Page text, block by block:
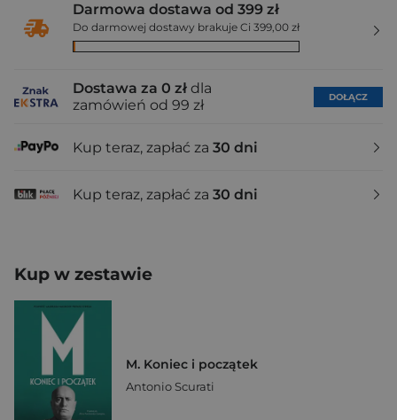
Darmowa dostawa od 399 zł
Do darmowej dostawy brakuje Ci 399,00 zł
Dostawa za 0 zł dla
zamówień od 99 zł
DOŁĄCZ
Kup teraz, zapłać za 30 dni
Kup teraz, zapłać za 30 dni
Kup w zestawie
M. Koniec i początek
Antonio Scurati